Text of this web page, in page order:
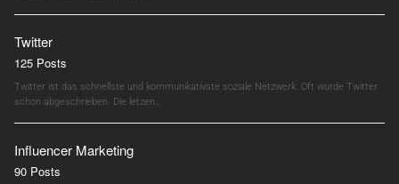
Twitter
125 Posts
Twitter ist das schnellste und kommunikativste soziale Netzwerk. Oft wurde Twitter
schon abgeschrieben. Die letzen…
Influencer Marketing
90 Posts